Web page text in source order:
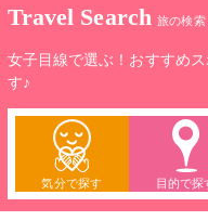
Travel Search 旅の検索
女子目線で選ぶ！おすすめ
す♪
気分で探す 目的で探